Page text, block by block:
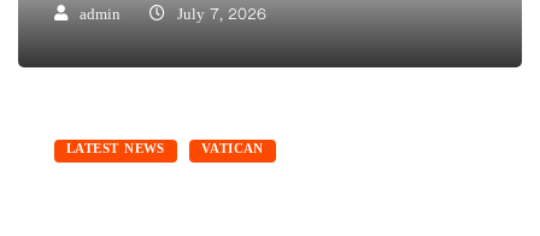
admin July 7, 2026
LATEST NEWS VATICAN